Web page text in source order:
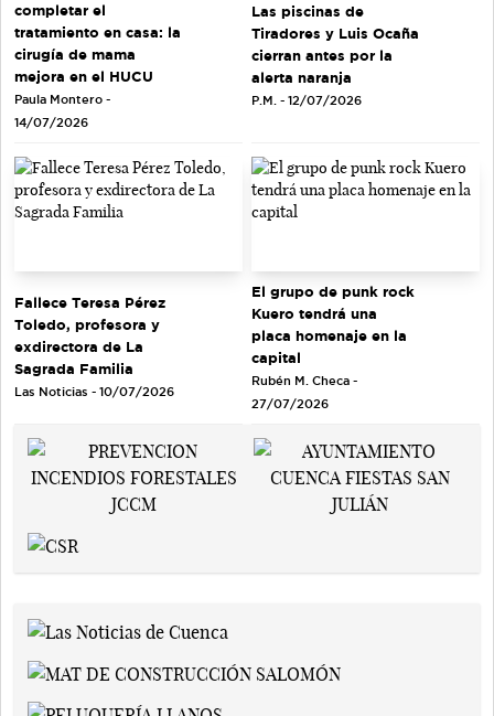
completar el
tratamiento en casa: la
cirugía de mama
mejora en el HUCU
Paula Montero -
14/07/2026
Las piscinas de
Tiradores y Luis Ocaña
cierran antes por la
alerta naranja
P.M. - 12/07/2026
Fallece Teresa Pérez
Toledo, profesora y
exdirectora de La
Sagrada Familia
Las Noticias - 10/07/2026
El grupo de punk rock
Kuero tendrá una
placa homenaje en la
capital
Rubén M. Checa -
27/07/2026